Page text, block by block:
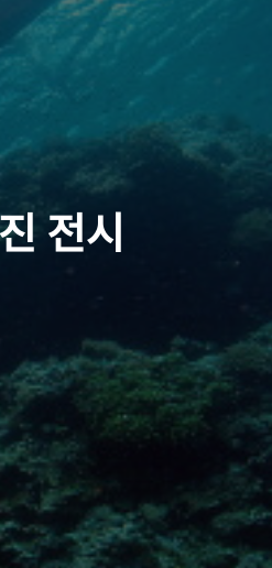
전시